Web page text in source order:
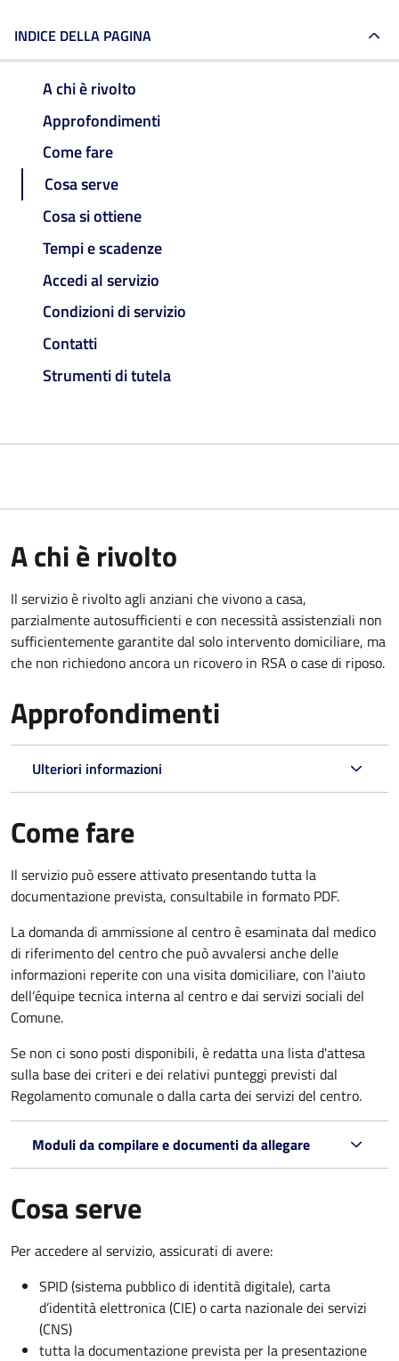
INDICE DELLA PAGINA
A chi è rivolto
Approfondimenti
Come fare
Cosa serve
Cosa si ottiene
Tempi e scadenze
Accedi al servizio
Condizioni di servizio
Contatti
Strumenti di tutela
A chi è rivolto
Il servizio è rivolto agli anziani che vivono a casa,
parzialmente autosufficienti e con necessità assistenziali non
sufficientemente garantite dal solo intervento domiciliare, ma
che non richiedono ancora un ricovero in RSA o case di riposo.
Approfondimenti
Ulteriori informazioni
Come fare
Il servizio può essere attivato presentando tutta la
documentazione prevista, consultabile in formato PDF.
La domanda di ammissione al centro è esaminata dal medico
di riferimento del centro che può avvalersi anche delle
informazioni reperite con una visita domiciliare, con l'aiuto
dell’équipe tecnica interna al centro e dai servizi sociali del
Comune.
Se non ci sono posti disponibili, è redatta una lista d'attesa
sulla base dei criteri e dei relativi punteggi previsti dal
Regolamento comunale o dalla carta dei servizi del centro.
Moduli da compilare e documenti da allegare
Cosa serve
Per accedere al servizio, assicurati di avere:
SPID (sistema pubblico di identità digitale), carta
d’identità elettronica (CIE) o carta nazionale dei servizi
(CNS)
tutta la documentazione prevista per la presentazione